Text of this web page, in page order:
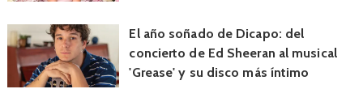
El año soñado de Dicapo: del
concierto de Ed Sheeran al musical
'Grease' y su disco más íntimo